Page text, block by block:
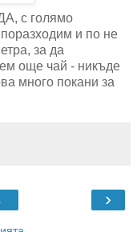
с голямо
и по не
за да
още чай - никъде
много покани за
›